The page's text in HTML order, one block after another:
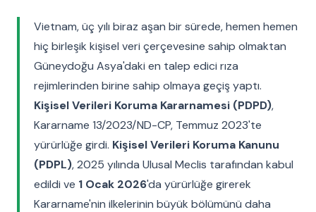
Vietnam, üç yılı biraz aşan bir sürede, hemen hemen
hiç birleşik kişisel veri çerçevesine sahip olmaktan
Güneydoğu Asya'daki en talep edici rıza
rejimlerinden birine sahip olmaya geçiş yaptı.
Kişisel Verileri Koruma Kararnamesi (PDPD),
Kararname 13/2023/ND-CP, Temmuz 2023'te
yürürlüğe girdi. Kişisel Verileri Koruma Kanunu
(PDPL), 2025 yılında Ulusal Meclis tarafından kabul
edildi ve 1 Ocak 2026'da yürürlüğe girerek
Kararname'nin ilkelerinin büyük bölümünü daha